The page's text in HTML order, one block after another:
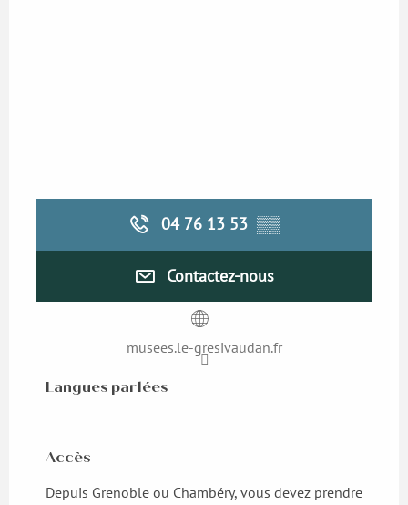
04 76 13 53 ▒▒
Contactez-nous
musees.le-gresivaudan.fr
Langues parlées
Langues parlées
Accès
Accès
Depuis Grenoble ou Chambéry, vous devez prendre